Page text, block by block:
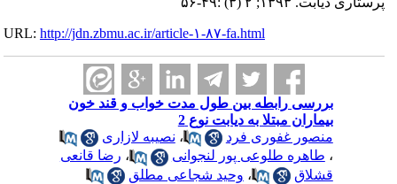
URL:http://jdn.zbmu.ac.ir/article-۱-۸۷-fa.html
بررسی رابطه بین طول مدت خواب و قند خون
بیماران مبتلا به دیابت نوع 2
منصور غفوری فرد
،نصیبه لازاری
طاهره طلوعی پور لنجوانی ،رضا قانعی
قشلاق
،وحید شجاعی مطلق